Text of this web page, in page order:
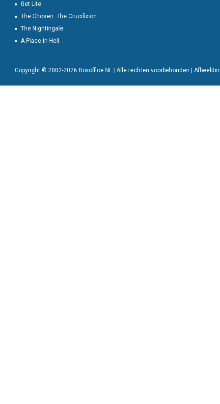
Get Lite
The Chosen: The Crucifixion
The Nightingale
A Place in Hell
Copyright © 2002-2026 Boxoffice NL | Alle rechten voorbehouden |